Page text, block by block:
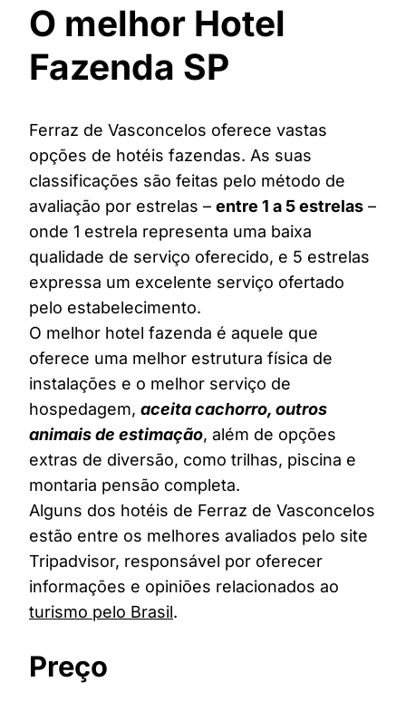
O melhor Hotel
Fazenda SP
Ferraz de Vasconcelos oferece vastas
opções de hotéis fazendas. As suas
classificações são feitas pelo método de
avaliação por estrelas – entre 1 a 5 estrelas –
onde 1 estrela representa uma baixa
qualidade de serviço oferecido, e 5 estrelas
expressa um excelente serviço ofertado
pelo estabelecimento.
O melhor hotel fazenda é aquele que
oferece uma melhor estrutura física de
instalações e o melhor serviço de
hospedagem, aceita cachorro, outros
animais de estimação, além de opções
extras de diversão, como trilhas, piscina e
montaria pensão completa.
Alguns dos hotéis de Ferraz de Vasconcelos
estão entre os melhores avaliados pelo site
Tripadvisor, responsável por oferecer
informações e opiniões relacionados ao
turismo pelo Brasil.
Preço